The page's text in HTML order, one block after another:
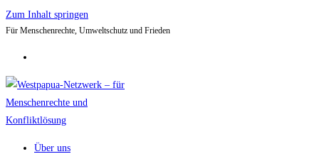
Zum Inhalt springen
Für Menschenrechte, Umweltschutz und Frieden
Über uns